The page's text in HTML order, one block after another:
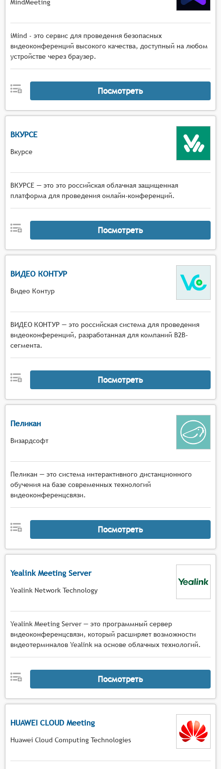
MindMeeting
iMind - это сервис для проведения безопасных
видеоконференций высокого качества, доступный на любом
устройстве через браузер.
Посмотреть
ВКУРСЕ
Вкурсе
ВКУРСЕ — это это российская облачная защищенная
платформа для проведения онлайн-конференций.
Посмотреть
ВИДЕО КОНТУР
Видео Контур
ВИДЕО КОНТУР — это российская система для проведения
видеоконференций, разработанная для компаний B2B-
сегмента.
Посмотреть
Пеликан
Визардсофт
Пеликан — это система интерактивного дистанционного
обучения на базе современных технологий
видеоконференцсвязи.
Посмотреть
Yealink Meeting Server
Yealink Network Technology
Yealink Meeting Server — это программный сервер
видеоконференцсвязи, который расширяет возможности
видеотерминалов Yealink на основе облачных технологий.
Посмотреть
HUAWEI CLOUD Meeting
Huawei Cloud Computing Technologies